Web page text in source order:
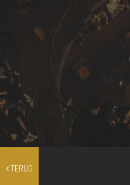
TERUG